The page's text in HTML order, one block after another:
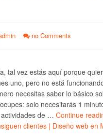
no Comments
tal vez estás aquí porque
uno, pero no está
necesitas saber lo básico
solo necesitarás 1
de … Continue
clientes | Diseño web en